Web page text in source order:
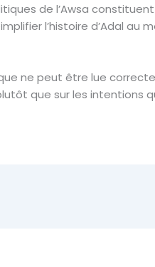
de l’Awsa constituent
l’histoire d’Adal au
ne peut être lue
que sur les intentions